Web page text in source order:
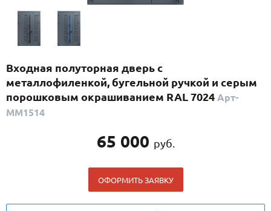
С реечным дизайном(29)
ПО НАЗНАЧЕНИЮ
ПО КОНСТРУКЦИИ
Популярные двери
Входная полуторная дверь с
металлофиленкой, бугельной ручкой и серым
порошковым окрашиванием RAL 7024 Арт-
ММ1514
65 000 руб.
ОФОРМИТЬ ЗАЯВКУ